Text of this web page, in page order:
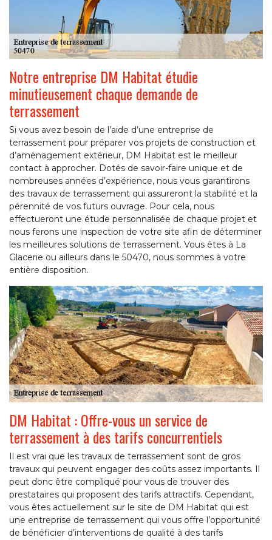
Notre entreprise DM Habitat étudie
minutieusement chaque demande de
terrassement
Si vous avez besoin de l’aide d’une entreprise de
terrassement pour préparer vos projets de construction et
d’aménagement extérieur, DM Habitat est le meilleur
contact à approcher. Dotés de savoir-faire unique et de
nombreuses années d’expérience, nous vous garantirons
des travaux de terrassement qui assureront la stabilité et la
pérennité de vos futurs ouvrage. Pour cela, nous
effectueront une étude personnalisée de chaque projet et
nous ferons une inspection de votre site afin de déterminer
les meilleures solutions de terrassement. Vous êtes à La
Glacerie ou ailleurs dans le 50470, nous sommes à votre
entière disposition.
DM Habitat : Offre-vous un service de
terrassement à des tarifs concurrentiels
Il est vrai que les travaux de terrassement sont de gros
travaux qui peuvent engager des coûts assez importants. Il
peut donc être compliqué pour vous de trouver des
prestataires qui proposent des tarifs attractifs. Cependant,
vous êtes actuellement sur le site de DM Habitat qui est
une entreprise de terrassement qui vous offre l’opportunité
de bénéficier d’interventions de qualité à des tarifs